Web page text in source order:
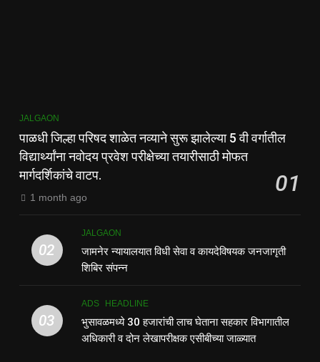
JALGAON
पाळधी जिल्हा परिषद शाळेत नव्याने सुरू झालेल्या 5 वी वर्गातील
विद्यार्थ्यांना नवोदय प्रवेश परीक्षेच्या तयारीसाठी मोफत
मार्गदर्शिकांचे वाटप.
01
1 month ago
02
JALGAON
जामनेर न्यायालयात विधी सेवा व कायदेविषयक जनजागृती
शिबिर संपन्न
03
ADS HEADLINE
भुसावळमध्ये 30 हजारांची लाच घेताना सहकार विभागातील
अधिकारी व दोन लेखापरीक्षक एसीबीच्या जाळ्यात